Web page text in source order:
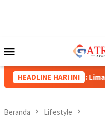
Mobile
HEADLINE HARI INI
Papua Barat: Lima
Beranda Lifestyle